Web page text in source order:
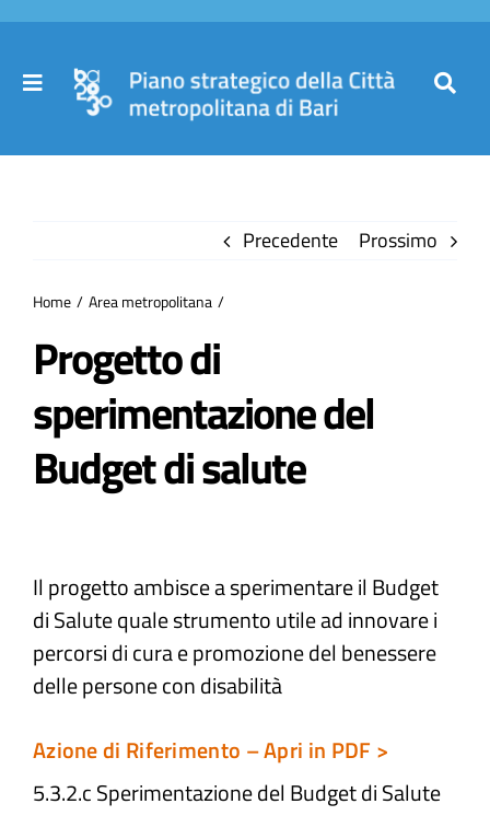
Salta
contenuto
Toggle
Partecipa
Comuni
Notizie
Progetti
Precedente Prossimo
Home Area metropolitana
Progetto di
sperimentazione del
Budget di salute
Il progetto ambisce a sperimentare il Budget
di Salute quale strumento utile ad innovare i
percorsi di cura e promozione del benessere
delle persone con disabilità
Azione di Riferimento – Apri in PDF >
5.3.2.c Sperimentazione del Budget di Salute